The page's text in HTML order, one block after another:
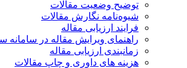
توضیح وضعیت مقالات
شیوه‌نامه نگارش مقالات
فرایند ارزیابی مقاله
راهنمای ویرایش مقاله در سامانه سبا
زمانبندی ارزیابی مقاله
هزینه های داوری و چاپ مقالات